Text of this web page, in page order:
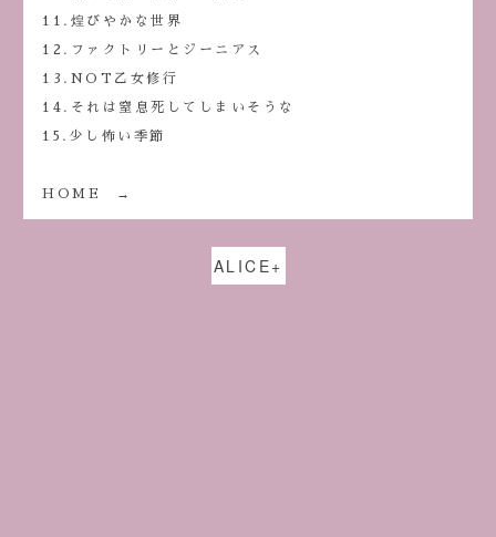
11.煌びやかな世界
12.ファクトリーとジーニアス
13.NOT乙女修行
14.それは窒息死してしまいそうな
15.少し怖い季節
HOME →
ALICE+